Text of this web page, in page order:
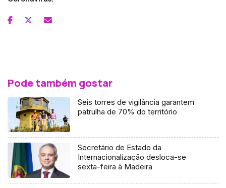
Pode também gostar
Seis torres de vigilância garantem
patrulha de 70% do território
Secretário de Estado da
Internacionalização desloca-se
sexta-feira à Madeira